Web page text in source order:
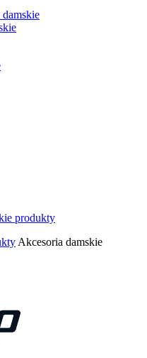
Akcesoria damskie